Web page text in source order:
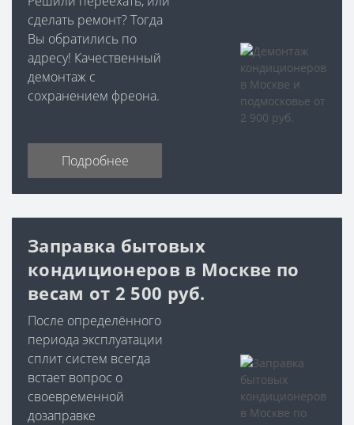
сделать ремонт? Тогда
Вы обратились по
адресу! Качественный
демонтаж с
сохранением фреона.
Подробнее
Заправка бытовых
кондиционеров в Москве по
весам от 2 500 руб.
После определённого
периода эксплуатации
сплит систем всегда
встает вопрос о
своевременной
дозаправке